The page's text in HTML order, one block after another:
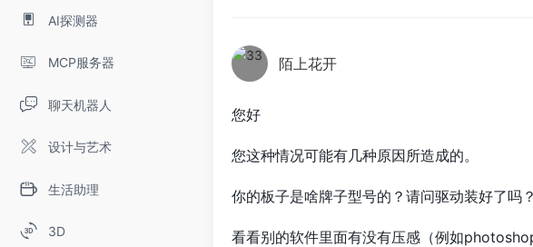
AI探测器
MCP服务器
聊天机器人
设计与艺术
生活助理
3D
陌上花开
您好
您这种情况可能有几种原因所造成的。
你的板子是啥牌子型号的？请问驱动装好了吗？
看看别的软件里面有没有压感（例如